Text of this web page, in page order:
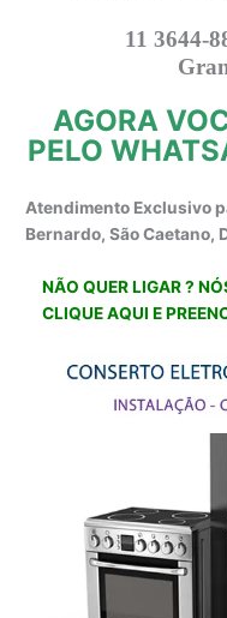
11 3644-
AGORA
PELO
Atendimento Exclusivo
Bernardo, São Caetano,
NÃO QUER LIGAR ?
CLIQUE AQUI E